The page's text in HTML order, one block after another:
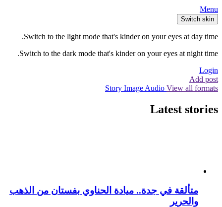
Menu
Switch skin
Switch to the light mode that's kinder on your eyes at day time.
Switch to the dark mode that's kinder on your eyes at night time.
Login
Add post
Story Image Audio View all formats
Latest stories
متألقة في جدة.. ميادة الحناوي بفستان من الذهب
والحرير